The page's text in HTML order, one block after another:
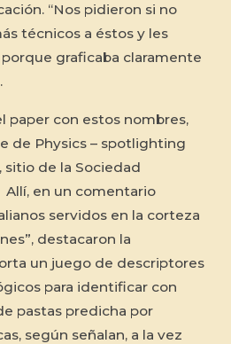
“Nos pidieron si no
técnicos a éstos y les
graficaba claramente
paper con estos nombres,
de Physics – spotlighting
, sitio de la Sociedad
en un comentario
servidos en la corteza
destacaron la
un juego de descriptores
para identificar con
pastas predicha por
según señalan, a la vez